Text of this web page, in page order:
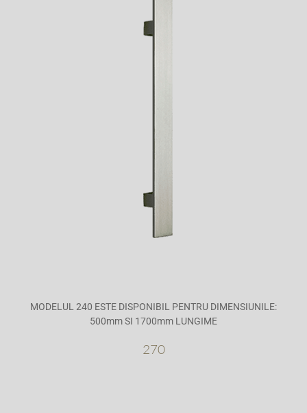
MODELUL 240 ESTE DISPONIBIL PENTRU DIMENSIUNILE:
500mm SI 1700mm LUNGIME
270